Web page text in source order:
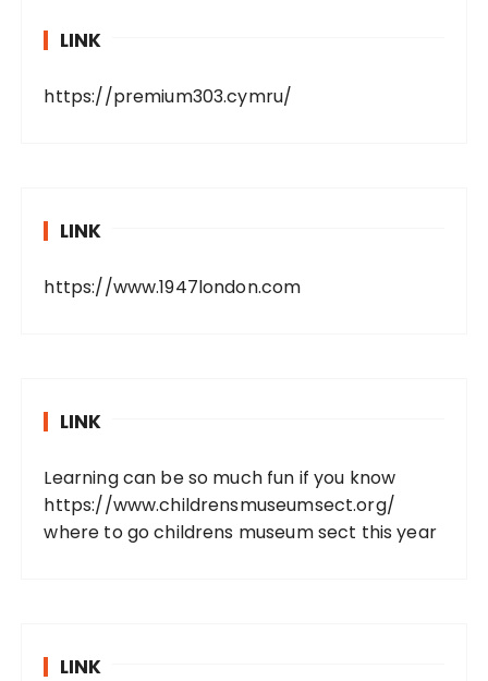
LINK
https://premium303.cymru/
LINK
https://www.1947london.com
LINK
Learning can be so much fun if you know
https://www.childrensmuseumsect.org/
where to go childrens museum sect this year
LINK